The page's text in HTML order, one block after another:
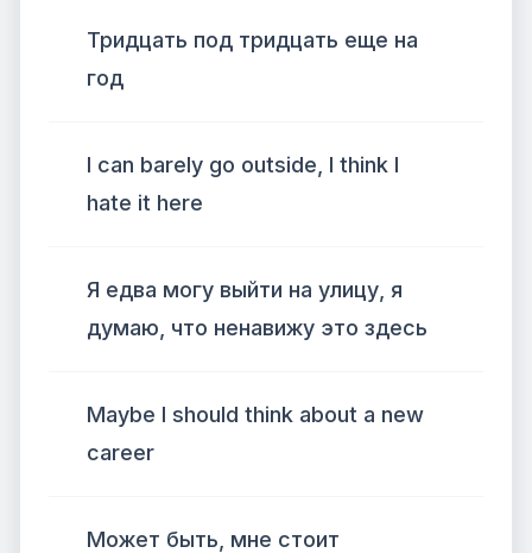
Тридцать под тридцать еще на
год
I can barely go outside, I think I
hate it here
Я едва могу выйти на улицу, я
думаю, что ненавижу это здесь
Maybe I should think about a new
career
Может быть, мне стоит